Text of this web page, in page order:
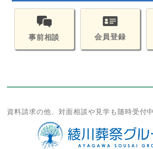
事前相談 会員登録
資料請求の他、対面相談や見学も随時受付中